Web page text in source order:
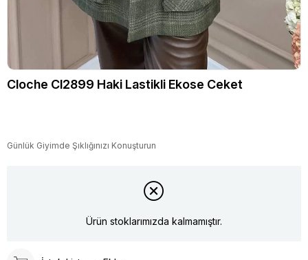
Cloche Cl2899 Haki Lastikli Ekose Ceket
Günlük Giyimde Şıklığınızı Konuşturun
Ürün stoklarımızda kalmamıştır.